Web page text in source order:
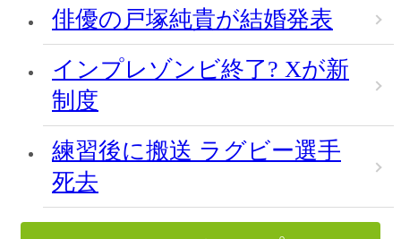
俳優の戸塚純貴が結婚発表
インプレゾンビ終了? Xが新
制度
練習後に搬送 ラグビー選手
死去